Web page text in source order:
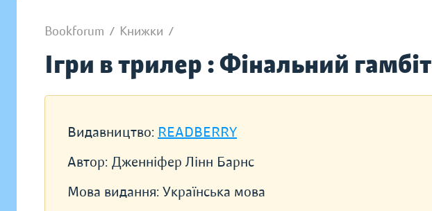
Bookforum / Книжки /
Ігри в трилер : Фінальний гамбіт
Видавництво: READBERRY
Автор: Дженніфер Лінн Барнс
Мова видання: Українська мова